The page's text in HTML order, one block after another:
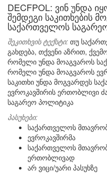
DECFPOL: ვინ უნდა
შემდეგი საკითხების
საქართველოს
შეკითხვის ტექსტი: თუ
გახდება, თქვენი აზრით,
რომელი უნდა მოაგვაროს
რომელი უნდა მოაგვაროს
საკითხი უნდა მოგვარდეს
ევროკავშირის ერთობლივი
საგარეო პოლიტიკა
პასუხები:
საქართველოს
ევროკავშირმა
საქართველოს
ერთობლივად
არ ვიცი/უარი პასუხზე